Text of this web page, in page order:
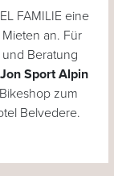
FAMILIE eine
Mieten an. Für
Beratung
Jon Sport Alpin
zum
Belvedere.